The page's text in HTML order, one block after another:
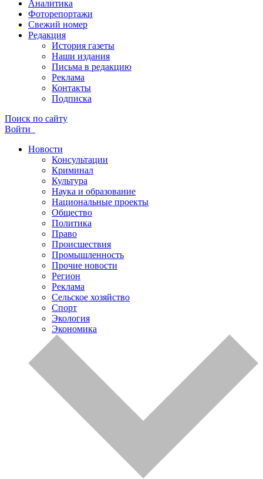
Аналитика
Фоторепортажи
Свежий номер
Редакция
История газеты
Наши издания
Письма в редакцию
Реклама
Контакты
Подписка
Поиск по сайту
Войти
Новости
Консультации
Криминал
Культура
Наука и образование
Национальные проекты
Общество
Политика
Право
Происшествия
Промышленность
Прочие новости
Регион
Реклама
Сельское хозяйство
Спорт
Экология
Экономика